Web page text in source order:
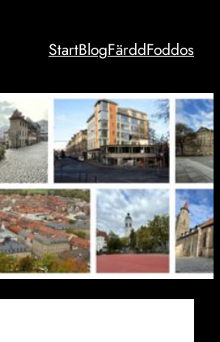
StartBlogFärddFoddos